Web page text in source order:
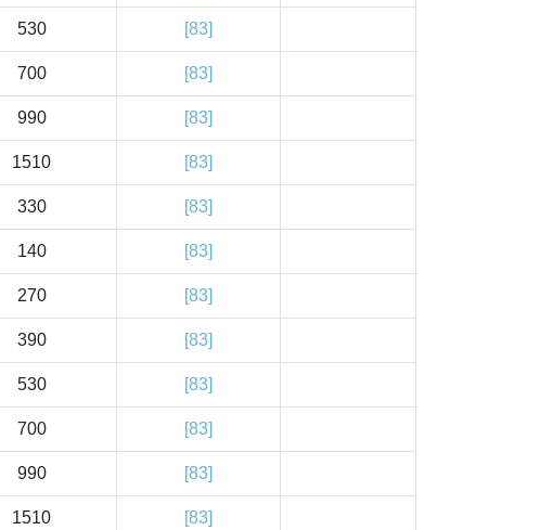
530 [83]
700 [83]
990 [83]
1510 [83]
330 [83]
140 [83]
270 [83]
390 [83]
530 [83]
700 [83]
990 [83]
1510 [83]